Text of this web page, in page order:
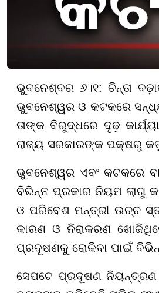
ଭୁବନେଶ୍ବର ୬।୧: ଚିନ୍ତା
ଭୁବନେଶ୍ୱର ଓ କଟକରେ
ତାଙ୍କ ବିରୁଦ୍ଧରେ ଦୃଢ଼
ରାଜ୍ୟ ସରକାରଙ୍କ ପକ୍ଷରୁ
ଭୁବନେଶ୍ୱର ଏବଂ କଟକରେ
ବିଭିନ୍ନ ପ୍ରକାର ନିୟମ ଲାଗୁ
ଓ ପରିବେଶ ମନ୍ତ୍ରୀ ଉଚ୍ଚ
କାରଣ ଓ ନିରାକରଣ
ପ୍ରଦୂଷଣକୁ ରୋକିବା ପାଇଁ
ସେପଟେ ପ୍ରଦୂଷଣ ନିୟନ୍ତ୍ରଣ